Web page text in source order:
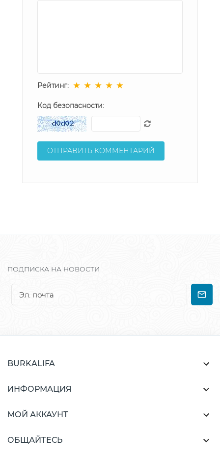
Рейтинг: ★ ★ ★ ★ ★
Код безопасности:
ПОДПИСКА НА НОВОСТИ
BURKALIFA 
ИНФОРМАЦИЯ 
МОЙ АККАУНТ 
ОБЩАЙТЕСЬ 